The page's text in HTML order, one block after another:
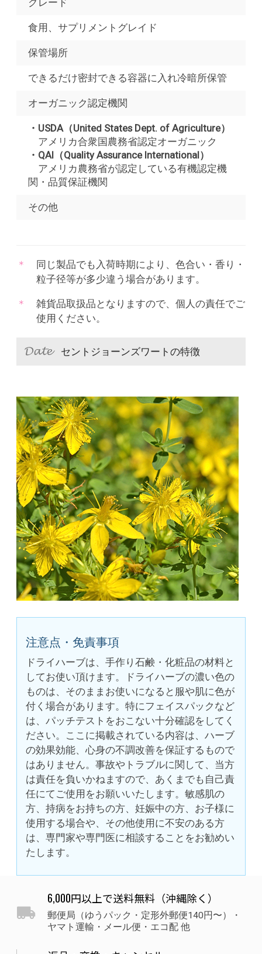
食用、サプリメントグレイド
保管場所
できるだけ密封できる容器に入れ冷暗所保管
オーガニック認定機関
・USDA（United States Dept. of Agriculture）
アメリカ合衆国農務省認定オーガニック
・QAI（Quality Assurance International）
アメリカ農務省が認定している有機認定機
関・品質保証機関
その他
同じ製品でも入荷時期により、色合い・香り・
粒子径等が多少違う場合があります。
雑貨品取扱品となりますので、個人の責任でご
使用ください。
セントジョーンズワートの特徴
注意点・免責事項
ドライハーブは、手作り石鹸・化粧品の材料と
してお使い頂けます。ドライハーブの濃い色の
ものは、そのままお使いになると服や肌に色が
付く場合があります。特にフェイスパックなど
は、パッチテストをおこない十分確認をしてく
ださい。ここに掲載されている内容は、ハーブ
の効果効能、心身の不調改善を保証するもので
はありません。事故やトラブルに関して、当方
は責任を負いかねますので、あくまでも自己責
任にてご使用をお願いいたします。敏感肌の
方、持病をお持ちの方、妊娠中の方、お子様に
使用する場合や、その他使用に不安のある方
は、専門家や専門医に相談することをお勧めい
たします。
6,000円以上で送料無料（沖縄除く）
郵便局（ゆうパック・定形外郵便140円〜）・
ヤマト運輸・メール便・エコ配 他